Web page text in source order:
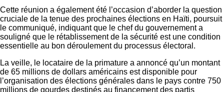
Cette réunion a également été l’occasion d’aborder la question
cruciale de la tenue des prochaines élections en Haïti, poursuit
le communiqué, indiquant que le chef du gouvernement a
souligné que le rétablissement de la sécurité est une condition
essentielle au bon déroulement du processus électoral.
La veille, le locataire de la primature a annoncé qu’un montant
de 65 millions de dollars américains est disponible pour
l’organisation des élections générales dans le pays contre 750
millions de gourdes destinés au financement des partis